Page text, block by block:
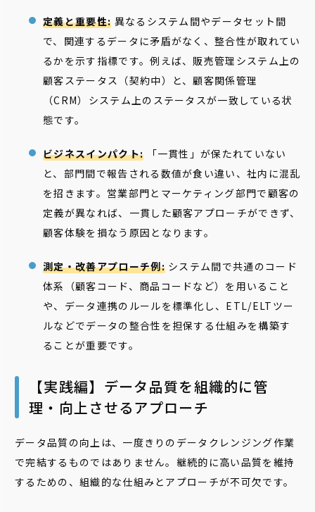
定義と重要性: 異なるシステム間やデータセット間
で、関連するデータに矛盾がなく、整合性が取れてい
るかを示す指標です。例えば、販売管理システム上の
顧客ステータス（契約中）と、顧客関係管理
（CRM）システム上のステータスが一致している状
態です。
ビジネスインパクト: 「一貫性」が保たれていない
と、部門間で報告される数値が食い違い、社内に混乱
を招きます。営業部門とマーケティング部門で顧客の
定義が異なれば、一貫した顧客アプローチができず、
顧客体験を損なう原因となります。
測定・改善アプローチ例:システム間で共通のコード
体系（顧客コード、商品コードなど）を用いること
や、データ連携のルールを標準化し、ETL/ELTツー
ルなどでデータの整合性を担保する仕組みを構築す
ることが重要です。
【実践編】データ品質を組織的に管
理・向上させるアプローチ
データ品質の向上は、一度きりのデータクレンジング作業
で完結するものではありません。継続的に高い品質を維持
するための、組織的な仕組みとアプローチが不可欠です。